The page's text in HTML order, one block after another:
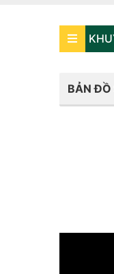
BẢN ĐỒ